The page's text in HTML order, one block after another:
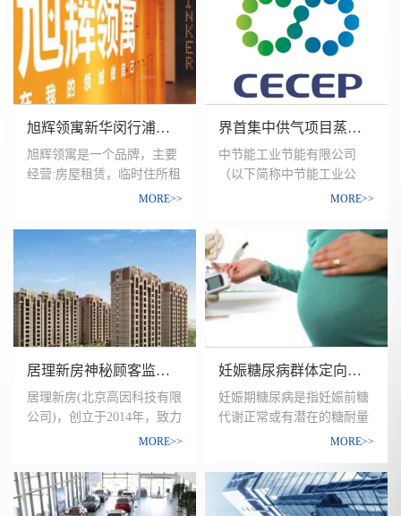
一体，全方位为都市潮人打
造新锐购物之地。
本次调研通过挖掘现有和潜
在消费群体的核心需求、核
心目标人群的定位和目标人
的背景分析、商圈的调研分
析等，深入了解南京金鹰珠
江路购物中心商场所在商圈
客户在面对内外环境变化
向、业态的整体调整、改进
目前的短板提供科学的数据
参考。
是CBD核心商务区与长安街
商圈金边交汇之地，与周边
高档写字楼群、消费场所构
成东长安街核心商务消费区;
交通网络成熟，方便快捷，
厦挺拔轩昂，方正大气，与
企业非凡气度相得益彰;再加
上先进的内部办公环境和高
志。
旭辉领寓新华闵行浦江R4地块客户调研
旭辉领寓是一个品牌，主要
经营:房屋租赁，临时住所租
赁，房屋出租服务。旭辉领
展道路，将持续加强对重资
产的持有和开发，目前仅占
20%的重资产比例将逐步提
升至50%，最终轻重比例形
成1:1的状态。旭辉领寓一直
在打造基于年轻人居住生
活，融合社交、娱乐、办
公、社区市集、文教科创等
在内的综合型社区，重新定
义Linker life生活方式。2018
布局，在北京、上海、广
州、深圳、杭州、武汉、南
京、成都、郑州等19个城市
MORE>>
界首集中供气项目蒸汽用户需求研究
中节能工业节能有限公司
（以下简称中节能工业公
司），工业领域能源高效利
项目投融资、工程建设、运
营管理、技术研发、系统集
成、核心装备制造等方面具
有卓越的专业化能力。
MORE>>
居理新房神秘顾客监测研究
居理新房(北京高因科技有限
公司)，创立于2014年，致力
于打造一站式购房平台。依
队，居理新房通过房源AI大
数据系统、VR、视频、直
MORE>>
妊娠糖尿病群体定向医学市场调研研究
妊娠期糖尿病是指妊娠前糖
代谢正常或有潜在的糖耐量
减退，妊娠期才出现糖尿
对妊娠期糖尿病已经有一个
非常系统、全面的管理体
MORE>>